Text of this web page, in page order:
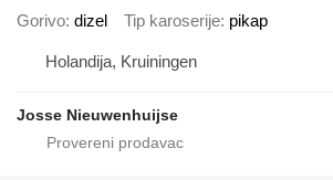
Gorivo dizel Tip karoserije pikap
Holandija, Kruiningen
Josse Nieuwenhuijse